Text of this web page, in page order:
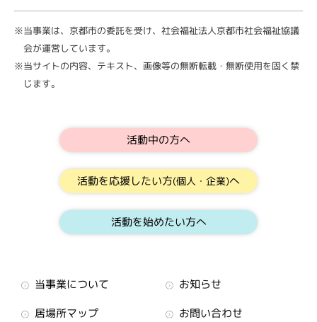
※当事業は、京都市の委託を受け、社会福祉法人京都市社会福祉協議
会が運営しています。
※当サイトの内容、テキスト、画像等の無断転載・無断使用を固く禁
じます。
活動中の方へ
活動を応援したい方(個人・企業)へ
活動を始めたい方へ
当事業について
お知らせ
居場所マップ
お問い合わせ